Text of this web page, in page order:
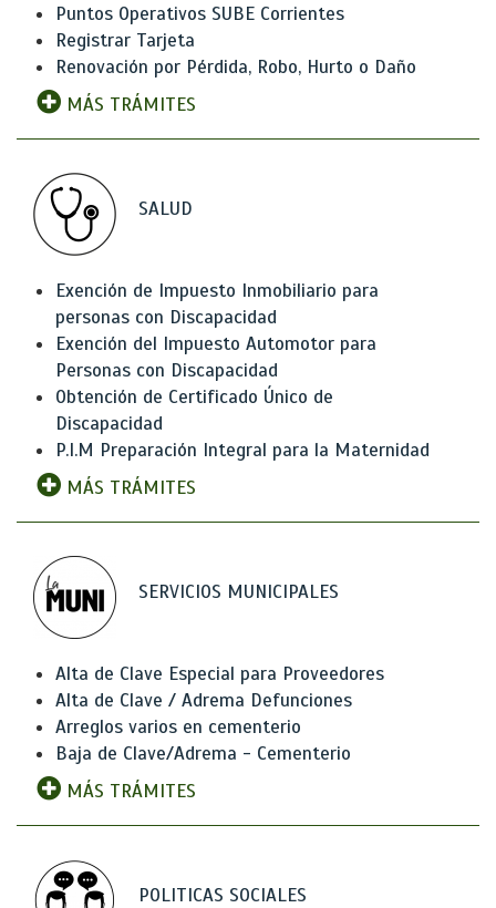
Puntos Operativos SUBE Corrientes
Registrar Tarjeta
Renovación por Pérdida, Robo, Hurto o Daño
MÁS TRÁMITES
SALUD
Exención de Impuesto Inmobiliario para
personas con Discapacidad
Exención del Impuesto Automotor para
Personas con Discapacidad
Obtención de Certificado Único de
Discapacidad
P.I.M Preparación Integral para la Maternidad
MÁS TRÁMITES
SERVICIOS MUNICIPALES
Alta de Clave Especial para Proveedores
Alta de Clave / Adrema Defunciones
Arreglos varios en cementerio
Baja de Clave/Adrema - Cementerio
MÁS TRÁMITES
POLITICAS SOCIALES